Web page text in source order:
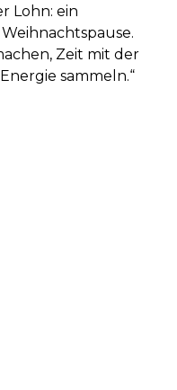
Lohn: ein
Zeit mit der
sammeln.“